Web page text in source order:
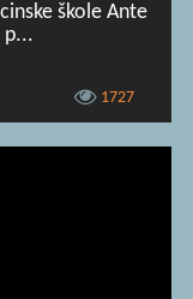
škole Ante
p...
1727